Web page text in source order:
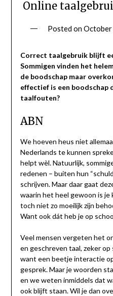
Online
Posted on
Correct taalgebruik blijft
Sommigen vinden het
de boodschap maar
effectief is een boodschap
taalfouten?
ABN
We hoeven heus niet
Nederlands te kunnen
helpt wèl. Natuurlijk,
redenen – buiten hun
schrijven. Maar daar gaat
waarin het heel gewoon is
toch niet zo moeilijk zijn
Want ook dát heb je op
Veel mensen vergeten het
en geschreven taal, zeker op
want een beetje interactie
gesprek. Maar je woorden
en we weten inmiddels dat
ook blijft staan. Wil je dan